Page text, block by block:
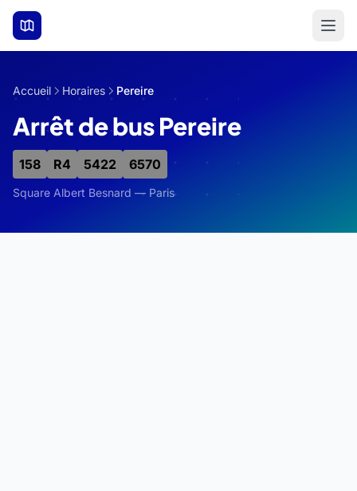
Aller au contenu principal
Accueil Horaires Pereire
Arrêt de bus Pereire
158 R4 5422 6570
Square Albert Besnard — Paris